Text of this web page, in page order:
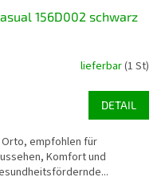
156D002 schwarz
lieferbar(1 St)
DETAIL
Orto, empfohlen für
Komfort und